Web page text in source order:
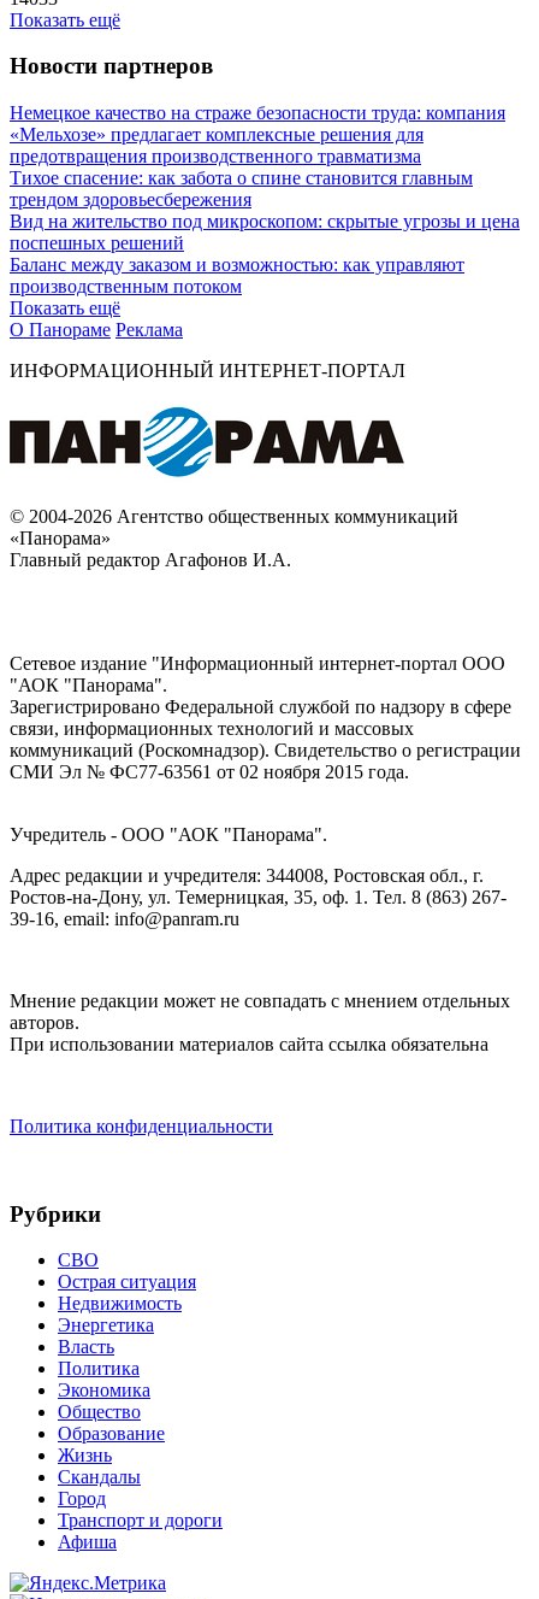
Показать ещё
Новости партнеров
Немецкое качество на страже безопасности труда: компания
«Мельхозе» предлагает комплексные решения для
предотвращения производственного травматизма
Тихое спасение: как забота о спине становится главным
трендом здоровьесбережения
Вид на жительство под микроскопом: скрытые угрозы и цена
поспешных решений
Баланс между заказом и возможностью: как управляют
производственным потоком
Показать ещё
О Панораме Реклама
ИНФОРМАЦИОННЫЙ ИНТЕРНЕТ-ПОРТАЛ
© 2004-2026 Агентство общественных коммуникаций
«Панорама»
Главный редактор Агафонов И.А.
Сетевое издание "Информационный интернет-портал ООО
"АОК "Панорама".
Зарегистрировано Федеральной службой по надзору в сфере
связи, информационных технологий и массовых
коммуникаций (Роскомнадзор). Cвидетельство о регистрации
СМИ Эл № ФС77-63561 от 02 ноября 2015 года.
Учредитель - ООО "АОК "Панорама".
Адрес редакции и учредителя: 344008, Ростовская обл., г.
Ростов-на-Дону, ул. Темерницкая, 35, оф. 1. Тел. 8 (863) 267-
39-16, email: info@panram.ru
Мнение редакции может не совпадать с мнением отдельных
авторов.
При использовании материалов сайта ссылка обязательна
Политика конфиденциальности
Рубрики
СВО
Острая ситуация
Недвижимость
Энергетика
Власть
Политика
Экономика
Общество
Образование
Жизнь
Скандалы
Город
Транспорт и дороги
Афиша